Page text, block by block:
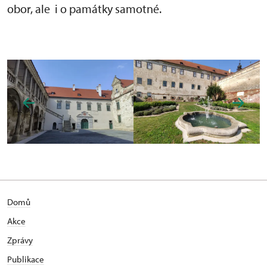
obor, ale i o památky samotné.
Domů
Akce
Zprávy
Publikace